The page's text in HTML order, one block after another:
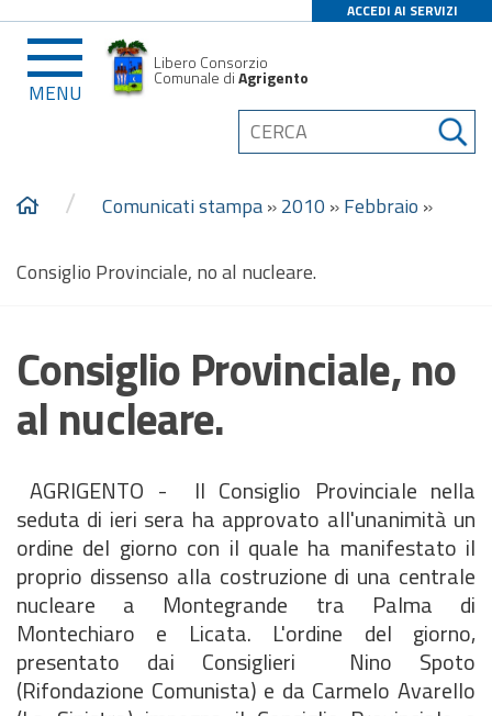
ACCEDI AI SERVIZI
MENU
Libero Consorzio
Comunale diAgrigento
/ Comunicati stampa»2010 »Febbraio »
Consiglio Provinciale, no al nucleare.
Consiglio Provinciale, no
al nucleare.
AGRIGENTO - Il Consiglio Provinciale nella
seduta di ieri sera ha approvato all'unanimità un
ordine del giorno con il quale ha manifestato il
proprio dissenso alla costruzione di una centrale
nucleare a Montegrande tra Palma di
Montechiaro e Licata. L'ordine del giorno,
presentato dai Consiglieri Nino Spoto
(Rifondazione Comunista) e da Carmelo Avarello